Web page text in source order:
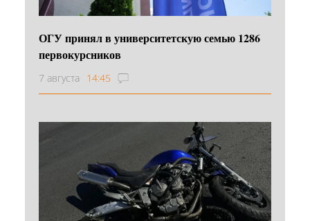
ОГУ принял в университетскую семью 1286
первокурсников
7 августа 14:45